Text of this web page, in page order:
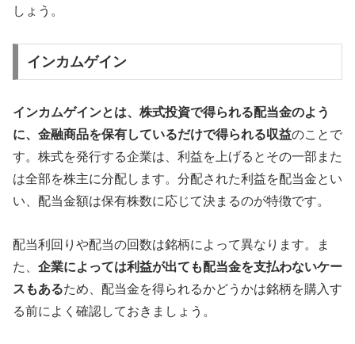
しょう。
インカムゲイン
インカムゲインとは、株式投資で得られる配当金のよう
に、金融商品を保有しているだけで得られる収益のことで
す。株式を発行する企業は、利益を上げるとその一部また
は全部を株主に分配します。分配された利益を配当金とい
い、配当金額は保有株数に応じて決まるのが特徴です。
配当利回りや配当の回数は銘柄によって異なります。ま
た、 企業によっては利益が出ても配当金を支払わないケー
スもあるため、配当金を得られるかどうかは銘柄を購入す
る前によく確認しておきましょう。